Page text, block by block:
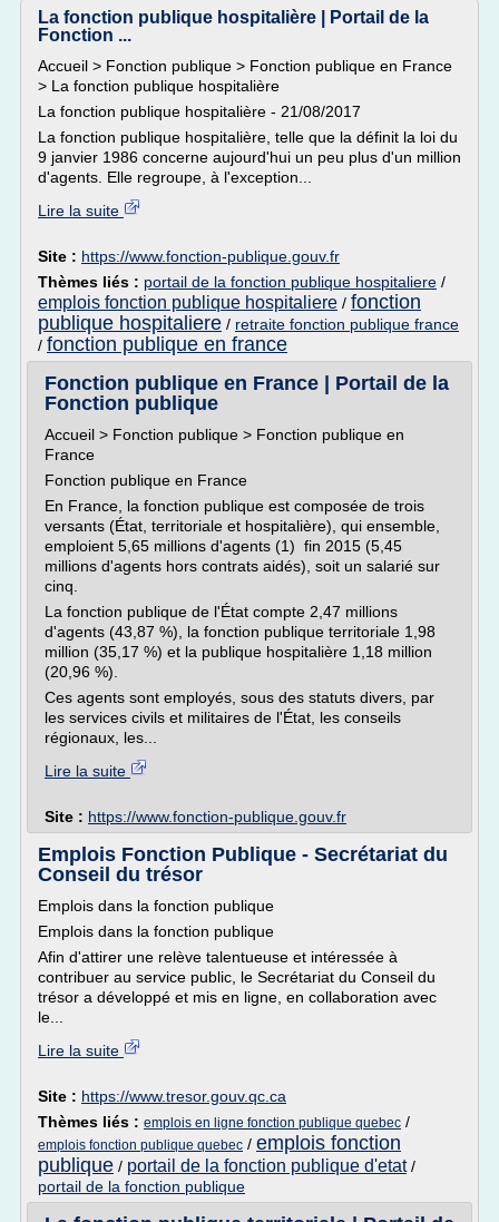
La fonction publique hospitalière | Portail de la
Fonction ...
Accueil > Fonction publique > Fonction publique en France
> La fonction publique hospitalière
La fonction publique hospitalière - 21/08/2017
La fonction publique hospitalière, telle que la définit la loi du
9 janvier 1986 concerne aujourd'hui un peu plus d'un million
d'agents. Elle regroupe, à l'exception...
Lire la suite
Site : https://www.fonction-publique.gouv.fr
Thèmes liés : portail de la fonction publique hospitaliere /
emplois fonction publique hospitaliere / fonction
publique hospitaliere / retraite fonction publique france
/ fonction publique en france
Fonction publique en France | Portail de la
Fonction publique
Accueil > Fonction publique > Fonction publique en
France
Fonction publique en France
En France, la fonction publique est composée de trois
versants (État, territoriale et hospitalière), qui ensemble,
emploient 5,65 millions d'agents (1) fin 2015 (5,45
millions d'agents hors contrats aidés), soit un salarié sur
cinq.
La fonction publique de l'État compte 2,47 millions
d'agents (43,87 %), la fonction publique territoriale 1,98
million (35,17 %) et la publique hospitalière 1,18 million
(20,96 %).
Ces agents sont employés, sous des statuts divers, par
les services civils et militaires de l'État, les conseils
régionaux, les...
Lire la suite
Site : https://www.fonction-publique.gouv.fr
Emplois Fonction Publique - Secrétariat du
Conseil du trésor
Emplois dans la fonction publique
Emplois dans la fonction publique
Afin d'attirer une relève talentueuse et intéressée à
contribuer au service public, le Secrétariat du Conseil du
trésor a développé et mis en ligne, en collaboration avec
le...
Lire la suite
Site : https://www.tresor.gouv.qc.ca
Thèmes liés : emplois en ligne fonction publique quebec /
emplois fonction publique quebec / emplois fonction
publique / portail de la fonction publique d'etat/
portail de la fonction publique